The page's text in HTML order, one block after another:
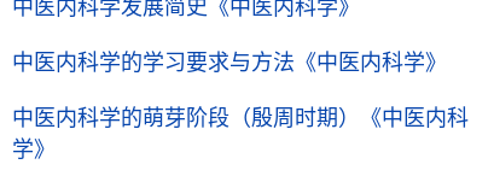
中医内科学发展简史 《中医内科学》
中医内科学的学习要求与方法 《中医内科学》
中医内科学的萌芽阶段（殷周时期）
《中医内科
学》